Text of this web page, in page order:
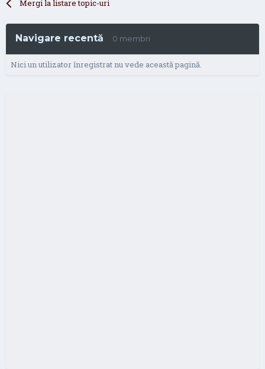
Mergi la listare topic-uri
Navigare recentă 0 membri
Nici un utilizator înregistrat nu vede această pagină.